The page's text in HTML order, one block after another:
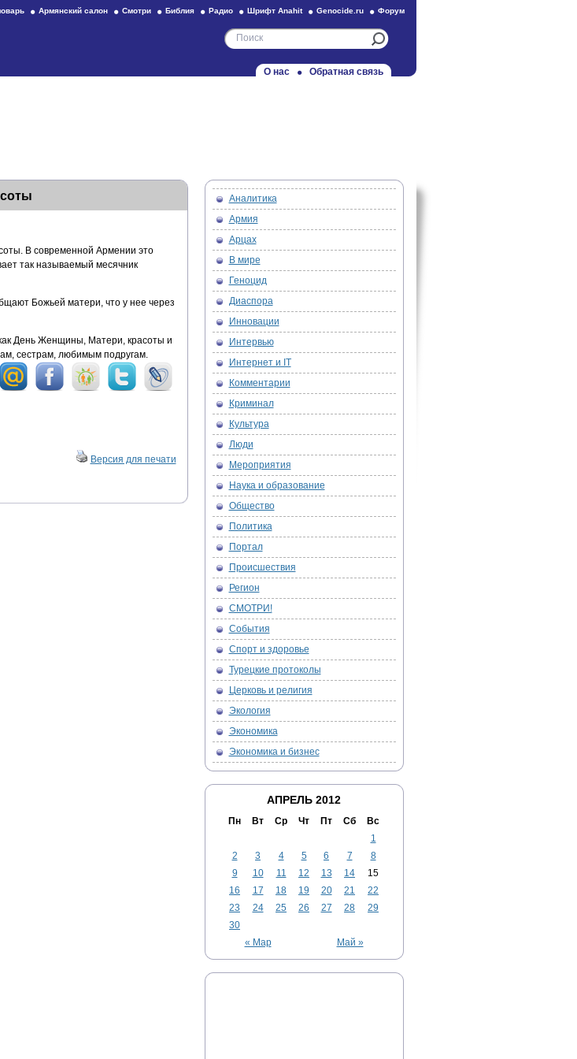
Армянский салон Смотри Библия Радио Шрифт Anahit Genocide.ru Форум
О нас Обратная связь
В современной Армении это
так называемый месячник
Божьей матери, что у нее через
День Женщины, Матери, красоты и
сестрам, любимым подругам.
Версия для печати
Аналитика
Армия
Арцах
В мире
Геноцид
Диаспора
Инновации
Интервью
Интернет и IT
Комментарии
Криминал
Культура
Люди
Мероприятия
Наука и образование
Общество
Политика
Портал
Происшествия
Регион
СМОТРИ!
События
Спорт и здоровье
Турецкие протоколы
Церковь и религия
Экология
Экономика
Экономика и бизнес
АПРЕЛЬ 2012
Пн Вт Ср Чт Пт Сб Вс
« Мар Май »
1
2
3 4 5 6 7
8
9
10 11 12 13 14
15
16
17 18 19 20 21
22
23
24 25 26 27 28
29
30